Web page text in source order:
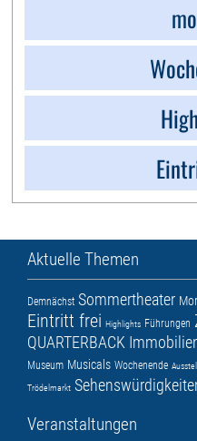
Aktuelle Themen
Demnächst Sommertheater
Eintritt frei Highlights Führungen
QUARTERBACK
Museum Musicals Wochenende
Trödelmarkt
Veranstaltungen